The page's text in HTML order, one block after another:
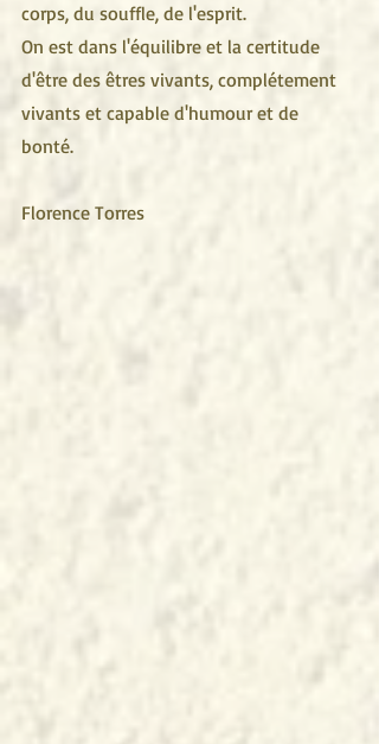
corps, du souffle, de l'esprit.
On est dans l'équilibre et la certitude
d'être des êtres vivants, complétement
vivants et capable d'humour et de
bonté.
Florence Torres